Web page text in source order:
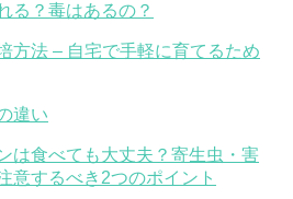
る？毒はあるの？
方法 – 自宅で手軽に育てるため
違い
は食べても大丈夫？寄生虫・害
意するべき2つのポイント